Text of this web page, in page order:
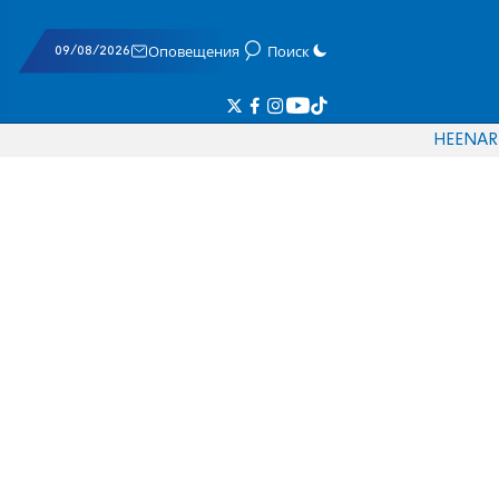
09/08/2026 Оповещения Поиск
HEENAR